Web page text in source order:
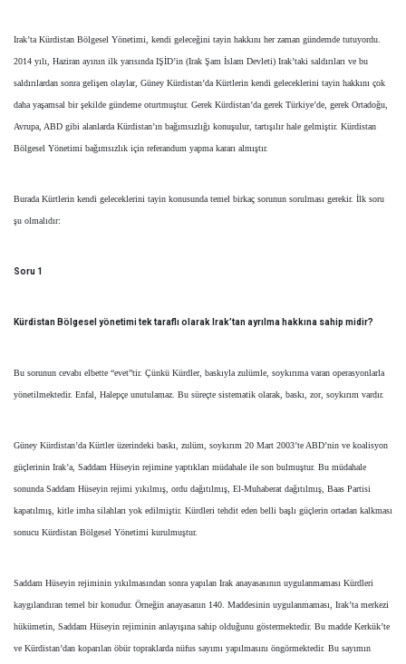
Irak’ta Kürdistan Bölgesel Yönetimi, kendi geleceğini tayin hakkını her zaman gündemde tutuyordu.
2014 yılı, Haziran ayının ilk yarısında IŞİD’in (Irak Şam İslam Devleti) Irak’taki saldırıları ve bu
saldırılardan sonra gelişen olaylar, Güney Kürdistan’da Kürtlerin kendi geleceklerini tayin hakkını çok
daha yaşamsal bir şekilde gündeme oturtmuştur. Gerek Kürdistan’da gerek Türkiye’de, gerek Ortadoğu,
Avrupa, ABD gibi alanlarda Kürdistan’ın bağımsızlığı konuşulur, tartışılır hale gelmiştir. Kürdistan
Bölgesel Yönetimi bağımsızlık için referandum yapma kararı almıştır.
Burada Kürtlerin kendi geleceklerini tayin konusunda temel birkaç sorunun sorulması gerekir. İlk soru
şu olmalıdır:
Soru 1
Kürdistan Bölgesel yönetimi tek taraflı olarak Irak’tan ayrılma hakkına sahip midir?
Bu sorunun cevabı elbette “evet”tir. Çünkü Kürdler, baskıyla zulümle, soykırıma varan operasyonlarla
yönetilmektedir. Enfal, Halepçe unutulamaz. Bu süreçte sistematik olarak, baskı, zor, soykırım vardır.
Güney Kürdistan’da Kürtler üzerindeki baskı, zulüm, soykırım 20 Mart 2003’te ABD’nin ve koalisyon
güçlerinin Irak’a, Saddam Hüseyin rejimine yaptıkları müdahale ile son bulmuştur. Bu müdahale
sonunda Saddam Hüseyin rejimi yıkılmış, ordu dağıtılmış, El-Muhaberat dağıtılmış, Baas Partisi
kapatılmış, kitle imha silahları yok edilmiştir. Kürdleri tehdit eden belli başlı güçlerin ortadan kalkması
sonucu Kürdistan Bölgesel Yönetimi kurulmuştur.
Saddam Hüseyin rejiminin yıkılmasından sonra yapılan Irak anayasasının uygulanmaması Kürdleri
kaygılandıran temel bir konudur. Örneğin anayasanın 140. Maddesinin uygulanmaması, Irak’ta merkezi
hükümetin, Saddam Hüseyin rejiminin anlayışına sahip olduğunu göstermektedir. Bu madde Kerkük’te
ve Kürdistan’dan koparılan öbür topraklarda nüfus sayımı yapılmasını öngörmektedir. Bu sayımın